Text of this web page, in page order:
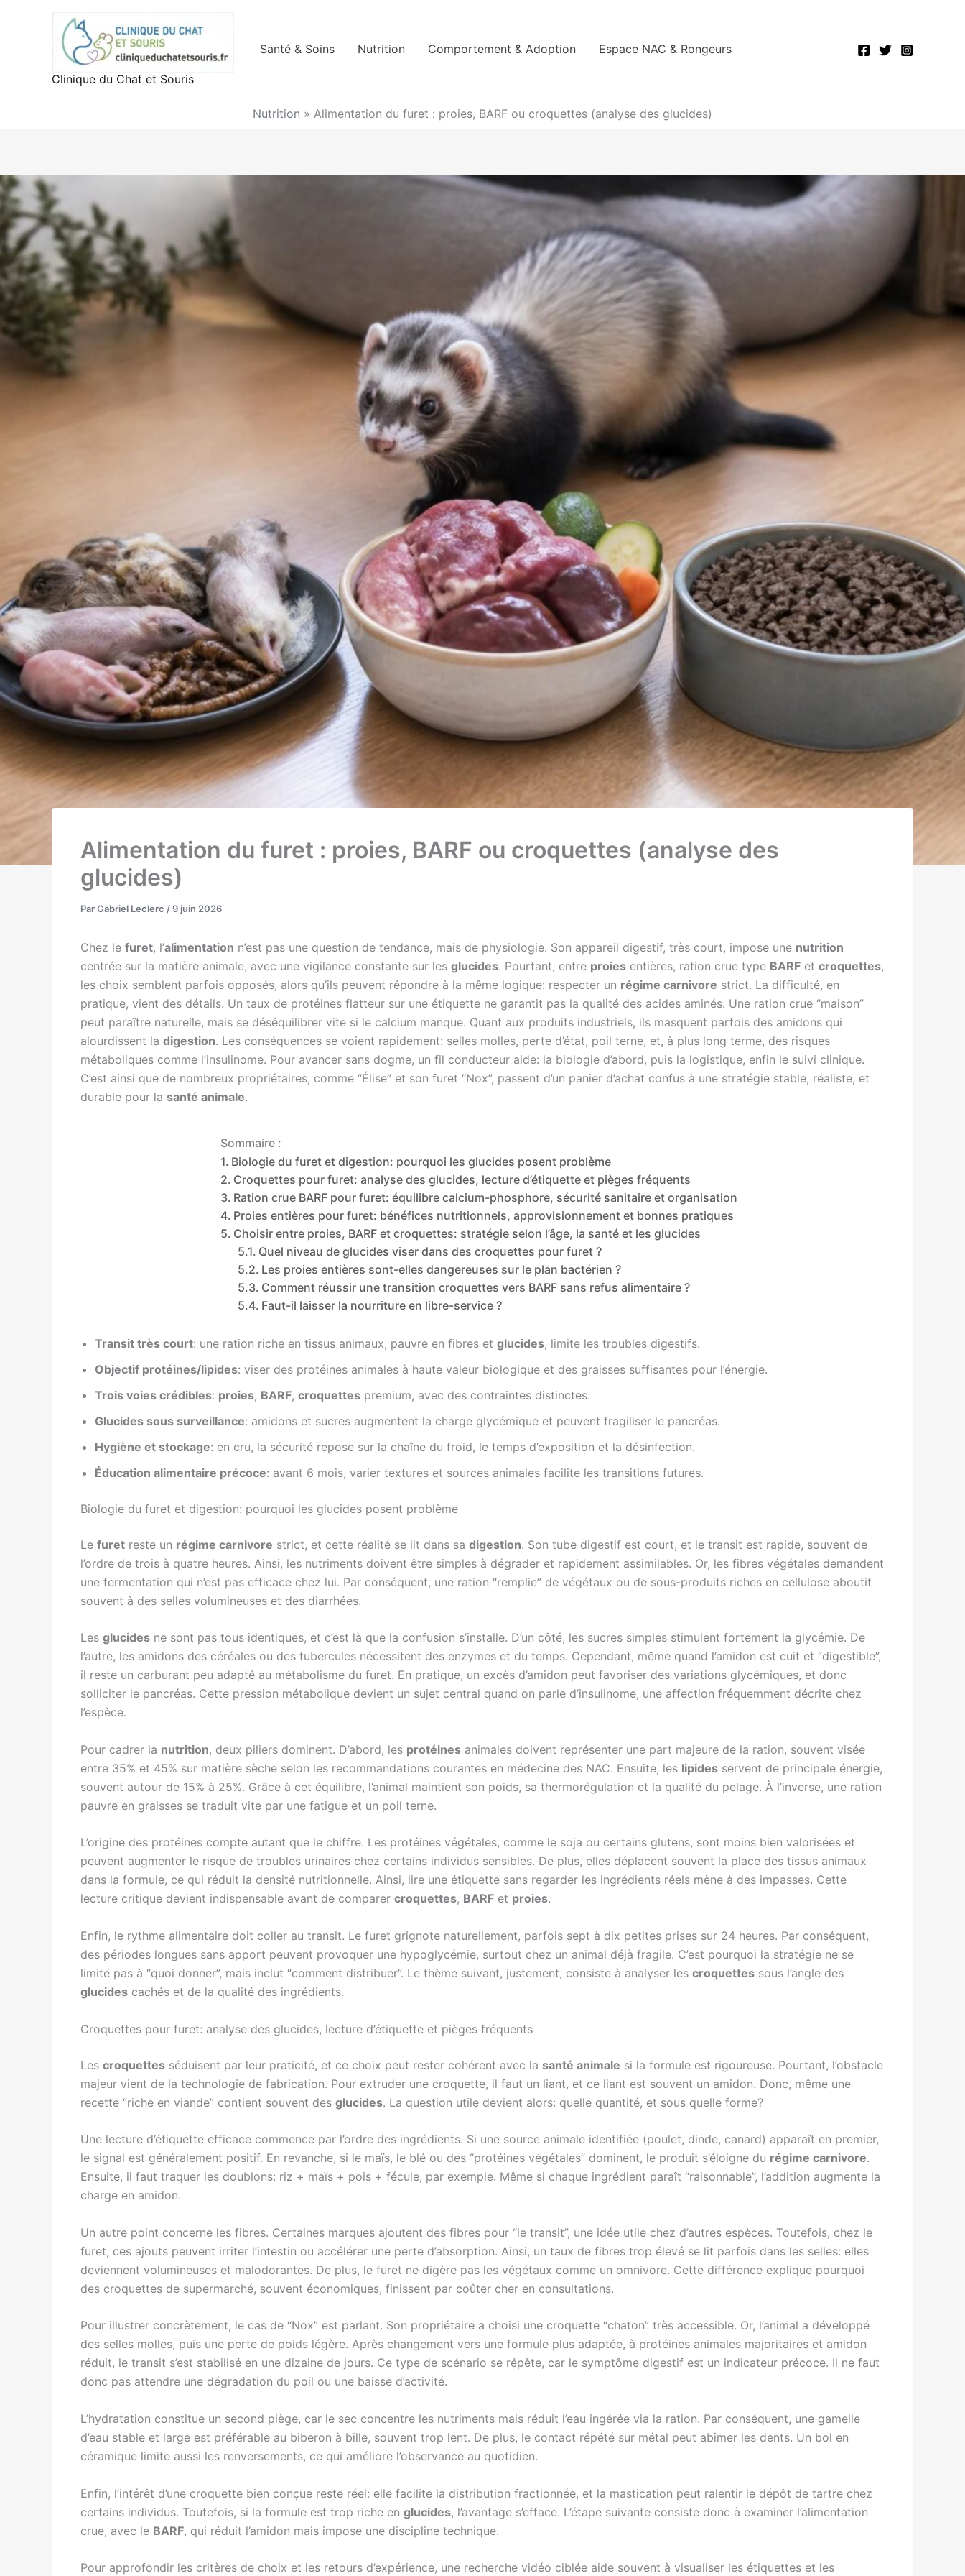
Clinique du Chat et Souris
Santé & Soins Nutrition Comportement & Adoption Espace NAC & Rongeurs
Nutrition » Alimentation du furet : proies, BARF ou croquettes (analyse des glucides)
Alimentation du furet : proies, BARF ou croquettes (analyse des
glucides)
ParGabriel Leclerc /9 juin 2026
Chez le furet, l’alimentation n’est pas une question de tendance, mais de physiologie. Son appareil digestif, très court, impose une nutrition
centrée sur la matière animale, avec une vigilance constante sur les glucides. Pourtant, entre proies entières, ration crue type BARF et croquettes,
les choix semblent parfois opposés, alors qu’ils peuvent répondre à la même logique: respecter un régime carnivore strict. La difficulté, en
pratique, vient des détails. Un taux de protéines flatteur sur une étiquette ne garantit pas la qualité des acides aminés. Une ration crue “maison”
peut paraître naturelle, mais se déséquilibrer vite si le calcium manque. Quant aux produits industriels, ils masquent parfois des amidons qui
alourdissent la digestion. Les conséquences se voient rapidement: selles molles, perte d’état, poil terne, et, à plus long terme, des risques
métaboliques comme l’insulinome. Pour avancer sans dogme, un fil conducteur aide: la biologie d’abord, puis la logistique, enfin le suivi clinique.
C’est ainsi que de nombreux propriétaires, comme “Élise” et son furet “Nox”, passent d’un panier d’achat confus à une stratégie stable, réaliste, et
durable pour la santé animale.
Sommaire :
Biologie du furet et digestion: pourquoi les glucides posent problème
Croquettes pour furet: analyse des glucides, lecture d’étiquette et pièges fréquents
Ration crue BARF pour furet: équilibre calcium-phosphore, sécurité sanitaire et organisation
Proies entières pour furet: bénéfices nutritionnels, approvisionnement et bonnes pratiques
Choisir entre proies, BARF et croquettes: stratégie selon l’âge, la santé et les glucides
Quel niveau de glucides viser dans des croquettes pour furet ?
Les proies entières sont-elles dangereuses sur le plan bactérien ?
Comment réussir une transition croquettes vers BARF sans refus alimentaire ?
Faut-il laisser la nourriture en libre-service ?
Transit très court: une ration riche en tissus animaux, pauvre en fibres et glucides, limite les troubles digestifs.
Objectif protéines/lipides: viser des protéines animales à haute valeur biologique et des graisses suffisantes pour l’énergie.
Trois voies crédibles: proies, BARF, croquettes premium, avec des contraintes distinctes.
Glucides sous surveillance: amidons et sucres augmentent la charge glycémique et peuvent fragiliser le pancréas.
Hygiène et stockage: en cru, la sécurité repose sur la chaîne du froid, le temps d’exposition et la désinfection.
Éducation alimentaire précoce: avant 6 mois, varier textures et sources animales facilite les transitions futures.
Biologie du furet et digestion: pourquoi les glucides posent problème
Le furet reste un régime carnivore strict, et cette réalité se lit dans sa digestion. Son tube digestif est court, et le transit est rapide, souvent de
l’ordre de trois à quatre heures. Ainsi, les nutriments doivent être simples à dégrader et rapidement assimilables. Or, les fibres végétales demandent
une fermentation qui n’est pas efficace chez lui. Par conséquent, une ration “remplie” de végétaux ou de sous-produits riches en cellulose aboutit
souvent à des selles volumineuses et des diarrhées.
Les glucides ne sont pas tous identiques, et c’est là que la confusion s’installe. D’un côté, les sucres simples stimulent fortement la glycémie. De
l’autre, les amidons des céréales ou des tubercules nécessitent des enzymes et du temps. Cependant, même quand l’amidon est cuit et “digestible”,
il reste un carburant peu adapté au métabolisme du furet. En pratique, un excès d’amidon peut favoriser des variations glycémiques, et donc
solliciter le pancréas. Cette pression métabolique devient un sujet central quand on parle d’insulinome, une affection fréquemment décrite chez
l’espèce.
Pour cadrer la nutrition, deux piliers dominent. D’abord, les protéines animales doivent représenter une part majeure de la ration, souvent visée
entre 35% et 45% sur matière sèche selon les recommandations courantes en médecine des NAC. Ensuite, les lipides servent de principale énergie,
souvent autour de 15% à 25%. Grâce à cet équilibre, l’animal maintient son poids, sa thermorégulation et la qualité du pelage. À l’inverse, une ration
pauvre en graisses se traduit vite par une fatigue et un poil terne.
L’origine des protéines compte autant que le chiffre. Les protéines végétales, comme le soja ou certains glutens, sont moins bien valorisées et
peuvent augmenter le risque de troubles urinaires chez certains individus sensibles. De plus, elles déplacent souvent la place des tissus animaux
dans la formule, ce qui réduit la densité nutritionnelle. Ainsi, lire une étiquette sans regarder les ingrédients réels mène à des impasses. Cette
lecture critique devient indispensable avant de comparer croquettes, BARF et proies.
Enfin, le rythme alimentaire doit coller au transit. Le furet grignote naturellement, parfois sept à dix petites prises sur 24 heures. Par conséquent,
des périodes longues sans apport peuvent provoquer une hypoglycémie, surtout chez un animal déjà fragile. C’est pourquoi la stratégie ne se
limite pas à “quoi donner”, mais inclut “comment distribuer”. Le thème suivant, justement, consiste à analyser les croquettes sous l’angle des
glucides cachés et de la qualité des ingrédients.
Croquettes pour furet: analyse des glucides, lecture d’étiquette et pièges fréquents
Les croquettes séduisent par leur praticité, et ce choix peut rester cohérent avec la santé animale si la formule est rigoureuse. Pourtant, l’obstacle
majeur vient de la technologie de fabrication. Pour extruder une croquette, il faut un liant, et ce liant est souvent un amidon. Donc, même une
recette “riche en viande” contient souvent des glucides. La question utile devient alors: quelle quantité, et sous quelle forme?
Une lecture d’étiquette efficace commence par l’ordre des ingrédients. Si une source animale identifiée (poulet, dinde, canard) apparaît en premier,
le signal est généralement positif. En revanche, si le maïs, le blé ou des “protéines végétales” dominent, le produit s’éloigne du régime carnivore.
Ensuite, il faut traquer les doublons: riz + maïs + pois + fécule, par exemple. Même si chaque ingrédient paraît “raisonnable”, l’addition augmente la
charge en amidon.
Un autre point concerne les fibres. Certaines marques ajoutent des fibres pour “le transit”, une idée utile chez d’autres espèces. Toutefois, chez le
furet, ces ajouts peuvent irriter l’intestin ou accélérer une perte d’absorption. Ainsi, un taux de fibres trop élevé se lit parfois dans les selles: elles
deviennent volumineuses et malodorantes. De plus, le furet ne digère pas les végétaux comme un omnivore. Cette différence explique pourquoi
des croquettes de supermarché, souvent économiques, finissent par coûter cher en consultations.
Pour illustrer concrètement, le cas de “Nox” est parlant. Son propriétaire a choisi une croquette “chaton” très accessible. Or, l’animal a développé
des selles molles, puis une perte de poids légère. Après changement vers une formule plus adaptée, à protéines animales majoritaires et amidon
réduit, le transit s’est stabilisé en une dizaine de jours. Ce type de scénario se répète, car le symptôme digestif est un indicateur précoce. Il ne faut
donc pas attendre une dégradation du poil ou une baisse d’activité.
L’hydratation constitue un second piège, car le sec concentre les nutriments mais réduit l’eau ingérée via la ration. Par conséquent, une gamelle
d’eau stable et large est préférable au biberon à bille, souvent trop lent. De plus, le contact répété sur métal peut abîmer les dents. Un bol en
céramique limite aussi les renversements, ce qui améliore l’observance au quotidien.
Enfin, l’intérêt d’une croquette bien conçue reste réel: elle facilite la distribution fractionnée, et la mastication peut ralentir le dépôt de tartre chez
certains individus. Toutefois, si la formule est trop riche en glucides, l’avantage s’efface. L’étape suivante consiste donc à examiner l’alimentation
crue, avec le BARF, qui réduit l’amidon mais impose une discipline technique.
Pour approfondir les critères de choix et les retours d’expérience, une recherche vidéo ciblée aide souvent à visualiser les étiquettes et les